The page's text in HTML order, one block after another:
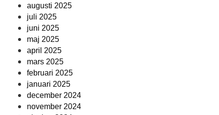
augusti 2025
juli 2025
juni 2025
maj 2025
april 2025
mars 2025
februari 2025
januari 2025
december 2024
november 2024